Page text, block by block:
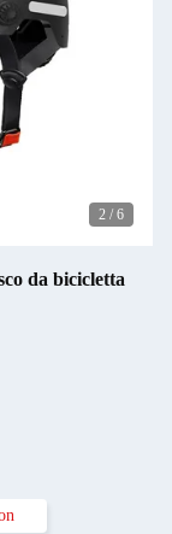
2 / 6
da bicicletta